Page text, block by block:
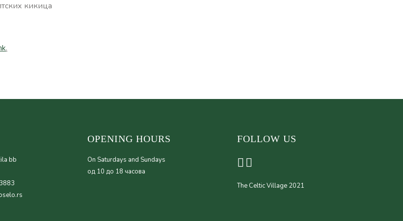
кикица
.
bb
OPENING HOURS
On Saturdays and Sundays
од 10 до 18 часова
FOLLOW US
The Celtic Village 2021